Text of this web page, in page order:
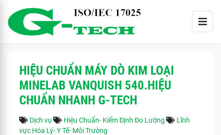
HIỆU CHUẨN MÁY DÒ KIM LOẠI
MINELAB VANQUISH 540.HIỆU
CHUẨN NHANH G-TECH
Dịch vụ Hiệu Chuẩn- Kiểm Định Đo Lường
Lĩnh
vực Hóa Lý- Y Tế- Môi Trường